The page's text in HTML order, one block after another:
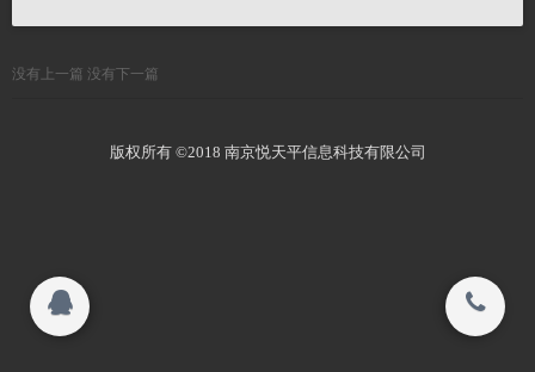
Copyright 2015-2016
没有上一篇 没有下一篇
版权所有 ©2018 南京悦天平信息科技有限公司